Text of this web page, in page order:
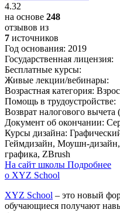
4.32
на основе 248
отзывов из
7 источников
Год основания: 2019
Государственная лицензия:
Бесплатные курсы:
Живые лекции/вебинары:
Возрастная категория:
Помощь в трудоустройстве:
Возврат налогового вычета
Документ об окончании:
Курсы дизайна:
Геймдизайн, Моушн-
графика, ZBrush
На сайт школы Подробнее
о XYZ School
XYZ School – это новый
обучающиеся получают